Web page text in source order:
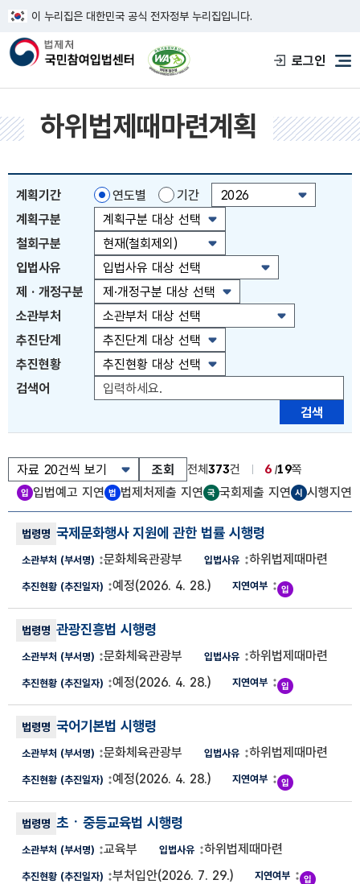
이 누리집은 대한민국 공식 전자정부 누리집입니다.
한국웹접근성인증평가원 웹접근성 사이
로그인
메
하위법제때마련계획
계획기간 연도별
기간
계획구분
철회구분
입법사유
제 · 개정구분
소관부처
추진단계
추진현황
검색어
검색
조회 전체373건 6 19쪽
입법예고 지연 법제처제출 지연 국회제출 지연
시행지연
하위법제때마련계획 번호, 법령명, 소관부처(부서명), 입법사유, 추
국제문화행사 지원에 관한 법률 시행령
문화체육관광부
하위법제때마련
예정(2026. 4. 28.)
관광진흥법 시행령
문화체육관광부
하위법제때마련
예정(2026. 4. 28.)
국어기본법 시행령
문화체육관광부
하위법제때마련
예정(2026. 4. 28.)
초ㆍ중등교육법 시행령
교육부
하위법제때마련
부처입안(2026. 7. 29.)